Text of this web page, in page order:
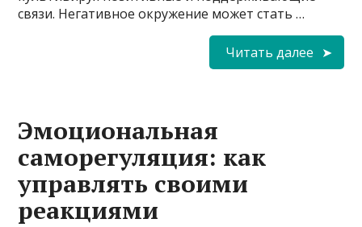
связи. Негативное окружение может стать …
Читать далее
Эмоциональная
саморегуляция: как
управлять своими
реакциями